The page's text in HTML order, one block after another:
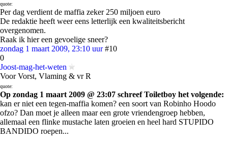
quote:
Per dag verdient de maffia zeker 250 miljoen euro
De redaktie heeft weer eens letterlijk een kwaliteitsbericht
overgenomen.
Raak ik hier een gevoelige sneer?
zondag 1 maart 2009, 23:10 uur #10
0
Joost-mag-het-weten
Voor Vorst, Vlaming & vr R
quote:
Op zondag 1 maart 2009 @ 23:07 schreef Toiletboy het volgende:
kan er niet een tegen-maffia komen? een soort van Robinho Hoodo
ofzo? Dan moet je alleen maar een grote vriendengroep hebben,
allemaal een flinke mustache laten groeien en heel hard STUPIDO
BANDIDO roepen...